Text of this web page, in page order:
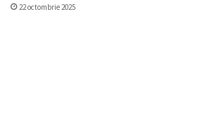
22 octombrie 2025